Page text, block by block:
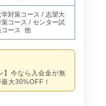
対策コース /志望大
コース /センター試
ース 他
】今なら入会金が無
大30%OFF！